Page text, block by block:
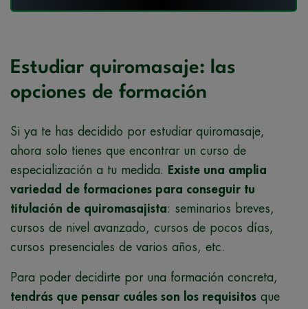
Estudiar quiromasaje: las
opciones de formación
Si ya te has decidido por estudiar quiromasaje,
ahora solo tienes que encontrar un curso de
especialización a tu medida.
Existe una amplia
variedad de formaciones para conseguir tu
titulación de quiromasajista: seminarios breves,
cursos de nivel avanzado, cursos de pocos días,
cursos presenciales de varios años, etc.
Para poder decidirte por una formación concreta,
tendrás que pensar cuáles son los requisitos que